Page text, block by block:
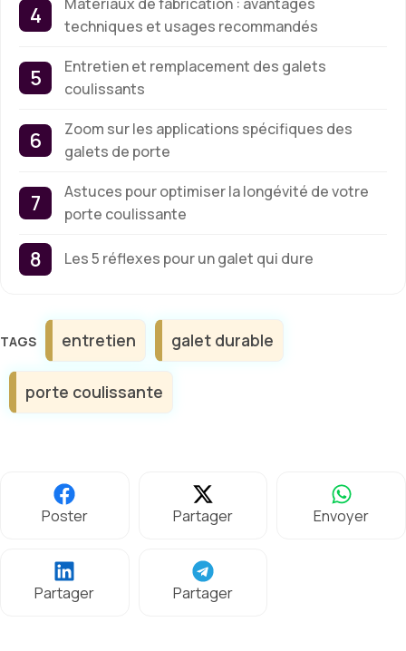
techniques et usages recommandés
Entretien et remplacement des galets
coulissants
Zoom sur les applications spécifiques des
galets de porte
Astuces pour optimiser la longévité de votre
porte coulissante
Les 5 réflexes pour un galet qui dure
Étiquettes
entretien galet durable
porte coulissante
Poster Partager Envoyer
Partager Partager